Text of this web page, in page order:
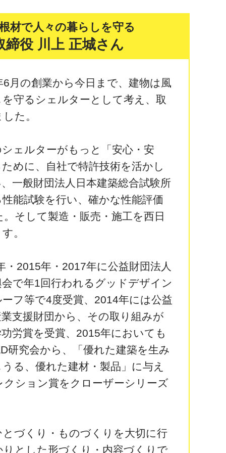
材で人々の暮らしを守る
締役 川上 正城さん
の創業から今日まで、建物は風
守るシェルターとして考え、取
た。
ェルターがもっと「安心・安
めに、自社で特許技術を活かし
一般財団法人日本建築総合試験所
能試験を行い、確かな性能評価
そして製造・販売・施工を西日
。
2015年・2017年に公益財団法人
で年1回行われるグッドデザイン
フ等で4度受賞、2014年には公益
支援財団から、その取り組みが
労賞を受賞、2015年においても
研究会から、「優れた建築を生み
る、優れた建材・製品」に与え
ション賞をクローザーシリーズ
づくり・ものづくりを大切に行
とした形づくり・内容づくりで